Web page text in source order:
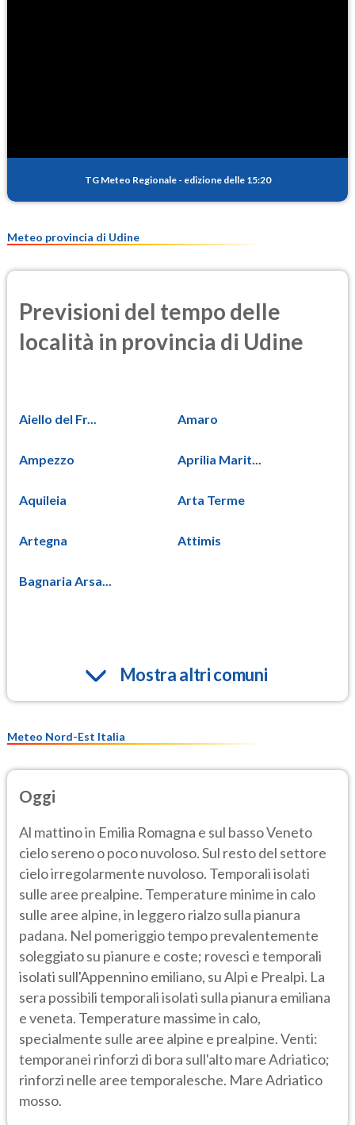
PM25
TG Meteo Regionale - edizione delle 15:20
Meteo provincia di Udine
Previsioni del tempo delle
località in provincia di Udine
Aiello del Fr... Amaro
Ampezzo Aprilia Marit...
Aquileia Arta Terme
Artegna Attimis
Bagnaria Arsa...
Mostra altri comuni
Meteo Nord-Est Italia
Oggi
Al mattino in Emilia Romagna e sul basso Veneto
cielo sereno o poco nuvoloso. Sul resto del settore
cielo irregolarmente nuvoloso. Temporali isolati
sulle aree prealpine. Temperature minime in calo
sulle aree alpine, in leggero rialzo sulla pianura
padana. Nel pomeriggio tempo prevalentemente
soleggiato su pianure e coste; rovesci e temporali
isolati sull'Appennino emiliano, su Alpi e Prealpi. La
sera possibili temporali isolati sulla pianura emiliana
e veneta. Temperature massime in calo,
specialmente sulle aree alpine e prealpine. Venti:
temporanei rinforzi di bora sull'alto mare Adriatico;
rinforzi nelle aree temporalesche. Mare Adriatico
mosso.